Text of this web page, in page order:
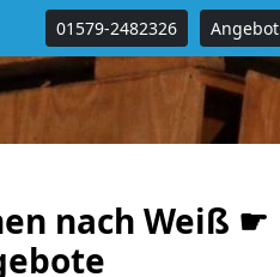
01579-2482326 Angebot
nach Weiß ☛